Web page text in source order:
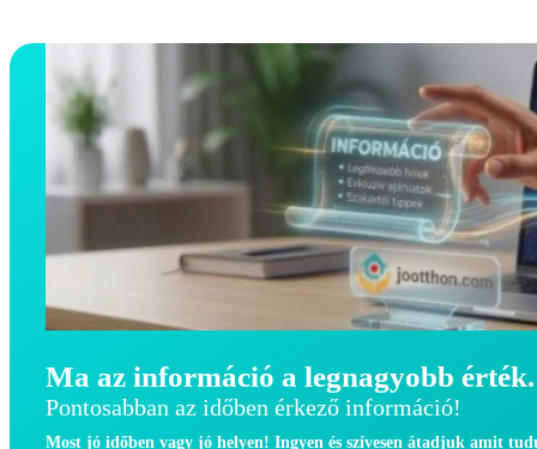
Ma az információ a legnagyobb érték.
Pontosabban az időben érkező információ!
Most jó időben vagy jó helyen! Ingyen és szívesen átadjuk amit